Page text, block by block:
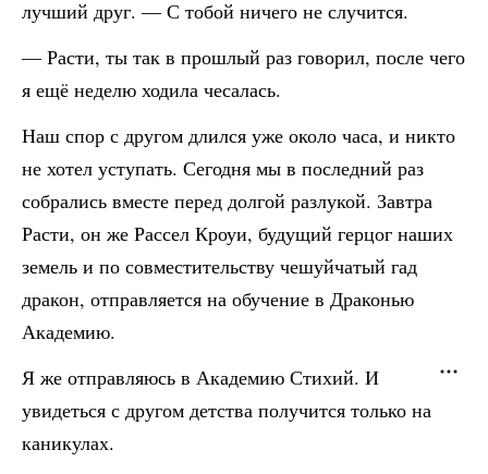
лучший друг. — С тобой ничего не случится.
— Расти, ты так в прошлый раз говорил, после чего
я ещё неделю ходила чесалась.
Наш спор с другом длился уже около часа, и никто
не хотел уступать. Сегодня мы в последний раз
собрались вместе перед долгой разлукой. Завтра
Расти, он же Рассел Кроуи, будущий герцог наших
земель и по совместительству чешуйчатый гад
дракон, отправляется на обучение в Драконью
Академию.
Я же отправляюсь в Академию Стихий. И
увидеться с другом детства получится только на
каникулах.